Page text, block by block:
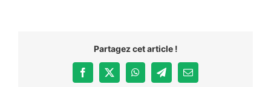
Partagez cet article !
Facebook
X WhatsAppTelegramEmail